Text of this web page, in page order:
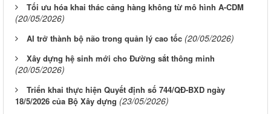
Tối ưu hóa khai thác cảng hàng không từ mô hình A-CDM
(20/05/2026)
AI trở thành bộ não trong quản lý cao tốc (20/05/2026)
Xây dựng hệ sinh mới cho Đường sắt thông minh
(20/05/2026)
Triển khai thực hiện Quyết định số 744/QĐ-BXD ngày
18/5/2026 của Bộ Xây dựng (23/05/2026)